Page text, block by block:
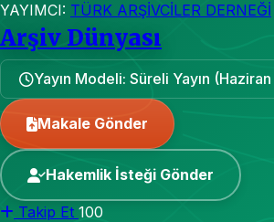
YAYIMCI: TÜRK ARŞİVCİLER DERNEĞİ
Arşiv Dünyası
Yayın Modeli: Süreli Yayın
Makale Gönder
Hakemlik İsteği Gönder
Takip Et 100